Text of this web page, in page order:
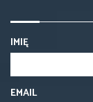
IMIĘ
EMAIL